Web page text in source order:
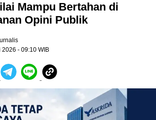
Mampu Bertahan di
Opini Publik
2026 - 09:10 WIB